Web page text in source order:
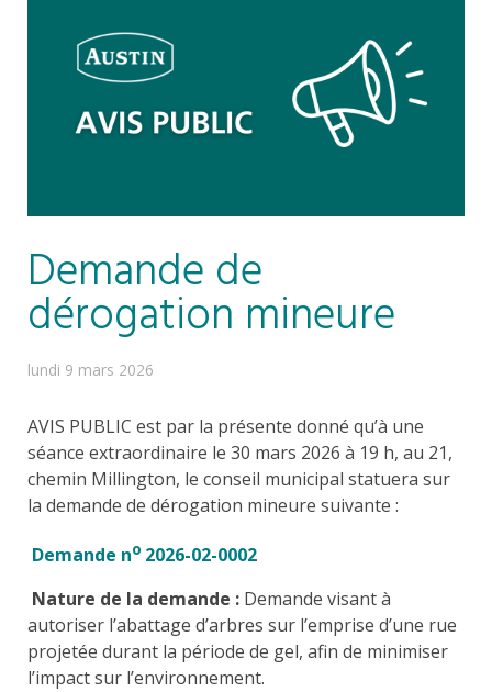
Demande de
dérogation mineure
lundi 9 mars 2026
AVIS PUBLIC est par la présente donné qu’à une
séance extraordinaire le 30 mars 2026 à 19 h, au 21,
chemin Millington, le conseil municipal statuera sur
la demande de dérogation mineure suivante :
Demande no 2026-02-0002
Nature de la demande : Demande visant à
autoriser l’abattage d’arbres sur l’emprise d’une rue
projetée durant la période de gel, afin de minimiser
l’impact sur l’environnement.